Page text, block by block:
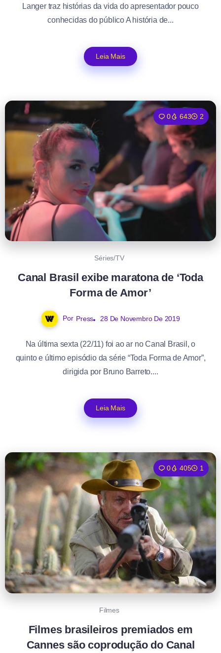
Langer traz histórias da vida do apresentador pouco
conhecidas do público A história de...
Leia Mais
0 643 2
Séries/TV
Canal Brasil exibe maratona de ‘Toda
Forma de Amor’
Por Press 28 De Novembro De 2019
Na última sexta (22/11) foi ao ar no Canal Brasil, o
quinto e último episódio da série “Toda Forma de Amor”,
dirigida por Bruno Barreto....
Leia Mais
0 405 1
Filmes
Filmes brasileiros premiados em
Cannes são coprodução do Canal